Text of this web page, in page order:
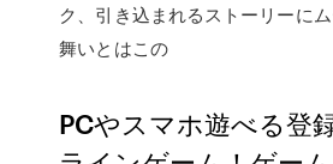
ク、引き込まれるストーリーに
舞いとはこの
PCやスマホ遊べる登